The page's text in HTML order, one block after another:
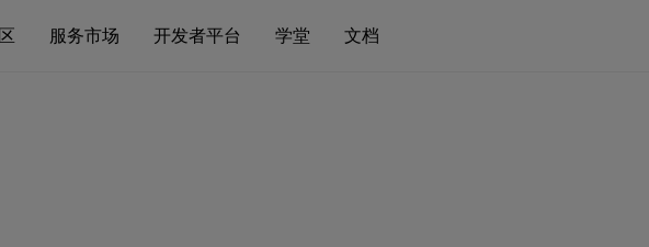
服务市场 开发者平台 学堂 文档